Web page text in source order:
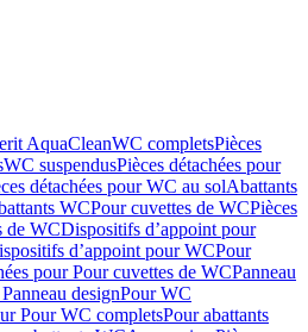
AquaCleanWC completsPièces
WC suspendusPièces détachées pour
détachées pour WC au solAbattants
WCPour cuvettes de WCPièces
de WCDispositifs d’appoint pour
d’appoint pour WCPour
pour Pour cuvettes de WCPanneau
designPour WC
Pour WC completsPour abattants